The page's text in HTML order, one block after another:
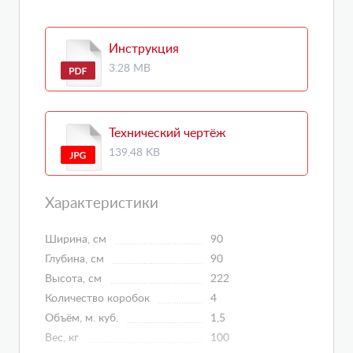
Инструкция
3.28 MB
Технический чертёж
139.48 KB
Характеристики
Ширина, см
90
Глубина, см
90
Высота, см
222
Количество коробок
4
Объём, м. куб.
1,5
Вес, кг
100